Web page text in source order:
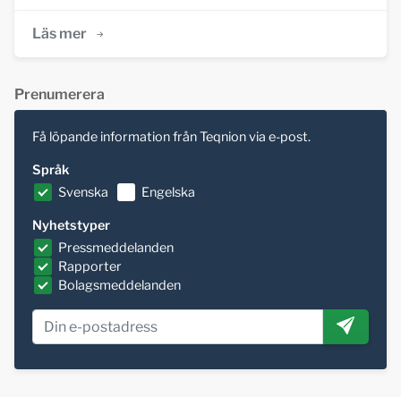
Läs mer
Prenumerera
Få löpande information från Teqnion via e-post.
Språk
Svenska
Engelska
Nyhetstyper
Pressmeddelanden
Rapporter
Bolagsmeddelanden